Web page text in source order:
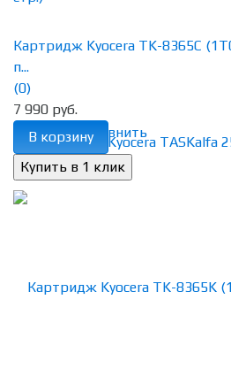
избранное сравнить
Картридж Kyocera TK-8365C
п...
(0)
7 990 руб.
В корзину